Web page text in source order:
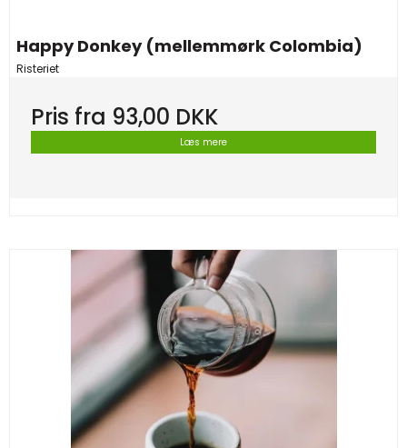
Happy Donkey (mellemmørk Colombia)
Risteriet
Pris fra 93,00 DKK
Læs mere